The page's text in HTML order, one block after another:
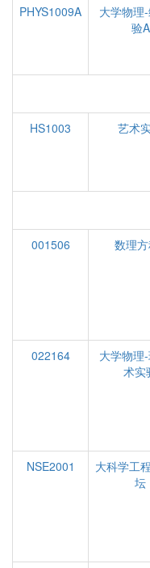
PHYS1009A
大学物理
验A
HS1003 艺术
001506 数理
022164
大学物理
术实
NSE2001
大科学工
坛